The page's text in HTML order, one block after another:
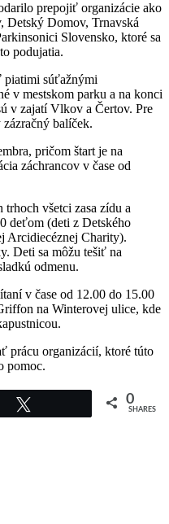
prepojiť organizácie ako
Detský Domov, Trnavská
Slovensko, ktoré sa
podujatia.
piatimi súťažnými
v mestskom parku a na konci
v zajatí Vlkov a Čertov. Pre
balíček.
pričom štart je na
záchrancov v čase od
všetci zasa zídu a
deťom (deti z Detského
Arcidiecéznej Charity).
Deti sa môžu tešiť na
odmenu.
v čase od 12.00 do 15.00
na Winterovej ulice, kde
prácu organizácií, ktoré túto
pomoc.
0
SHARES